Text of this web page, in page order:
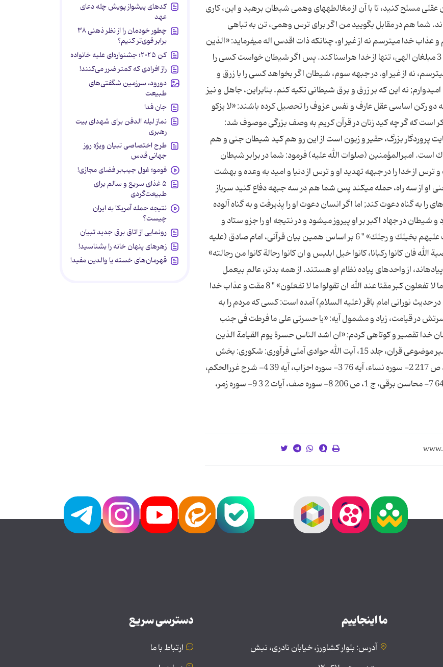
مسلح كنید، تا با آن از مغالطه‏هاى وهمى شیطان برهید و این، كارى
شما هم در مقابل بگویید من اگر براى ترس وهمى، تن به تباهى
خدا مى‏ترسم نه از غیر او، چنانكه ذات اقدس اله مى‏فرماید: «الذین
یبلغون رسالات الله و یخشونه و لا یخشون احدا الا الله‏» " 3 مبلغان الهى، تنها از خدا هراسناكند. پس اگر شیطان خواست كسى را
نه از غیر او. در جبهه سوم، شیطان اگر بخواهد كسى را با زرق و
نه این كه بر زرق و برق شیطانى تكیه كنم. بنابراین، جاهل و نیز
دو ركن اساسى عقل عارف و نفس عزوف را تحصیل كرده باشند: «لا یزكو
الا عقل عارف و نفس عزوف‏» " 4 شایان ذكر است كه گر چه كید زنان در قرآن كریم به وصف بزرگى موصوف شد:
قیاس با عنایت پروردگار بزرگ، حقیر و زبون است از این رو هم كید شیطان جنى و هم
امیرالمؤمنین (صلوات الله علیه) فرمود: شما در برابر شیطان
از خدا را در جبهه تهدید او و ترس از دنیا و امید به وعده و بهشت
او از سه راه، حمله مى‏كند پس شما هم در سه جبهه دفاع كنید سرباز
گناه دعوت كند; اما اگر انسان دعوت او را پذیرفت و به گناه آلوده
در جهاد اكبر بر او پیروز مى‏شود و در نتیجه او را جزو ستاد و
سپاه خود قرار مى‏دهد; چنانكه در قرآن آمده است: «و اجلب علیهم بخیلك و رجلك‏» " 6 بر اساس همین بیان قرآنى، امام صادق (علیه
فان كانوا ركبانا، كانوا خیل ابلیس و ان كانوا رجالة كانوا من رجالته‏»
از واحدهاى پیاده نظام او هستند. از همه بدتر، عالم بى‏عمل
است; قرآن كریم مى‏فرماید: «یا ایها الذین آمنوا لم تقولون ما لا تفعلون كبر مقتا عند الله ان تقولوا ما لا تفعلون‏» " 8 مقت و عذاب خدا
حدیث نورانى امام باقر (علیه السلام) آمده است: كسى كه مردم را به
در قیامت، زیاد و مشمول آیه: «یا حسرتى على ما فرطت فى جنب
فرمان خدا تقصیر و كوتاهى كردم: «ان اشد الناس حسرة یوم القیامة الذین
وصفوا العدل ثم خالفوه و هو قول الله...» " 10 منبع: تفسیر موضوعی قران، جلد 15، آیت الله جوادی آملی فرآوری: شکوری: بخش
نهج البلاغه تبیان پی نوشت ها: 1-1شرح غررالحكم، ج 4، ص 217 2- سوره نساء، آیه 76 3- سوره احزاب، آیه 39 4- شرح غررالحكم،
ج 6، ص 427 5- سوره یوسف، آیه 28 6- سوره اسراء، آیه 64 7- محاسن برقى، ج 1، ص 206 8- سوره صف، آیات 2 3 9- سوره زمر،
کدهای پیشواز پویش چله دعای
عهد
چطور خودمان را از نظر ذهنی ۳۸
برابر قوی‌تر کنیم؟
کن ۲۰۲۵؛ جشنواره‌ای علیه خانواده
راز افرادی که کمتر ضرر می‌کنند!
دورود، سرزمین شگفتی‌های
طبیعت
جان فدا
نماز لیله الدفن برای شهدای بیت
رهبری
طرح اختصاصی تبیان ویژه روز
جهانی قدس
فومو؛ غول جیب‌بر فضای مجازی!
۵ غذای سریع و سالم برای
طبیعت‌گردی
نتیجه حمله آمریکا به ایران
چیست؟
رونمایی از اتاق برق جدید تبیان
زهرهای پنهان خانه را بشناسید!
قهرمان‌های خسته یا والدین مفید!
ما اینجاییم
آدرس: بلوار کشاورز، خیابان نادری، نبش
دسترسی سریع
ارتباط با ما